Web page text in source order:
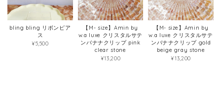
bling bling リボンピア
ス
¥5,500
【M- size】Amin by
w.a luxe クリスタルサテ
ンバナナクリップ pink
clear stone
¥13,200
【M- size】Amin by
w.a luxe クリスタルサテ
ンバナナクリップ gold
beige gray stone
¥13,200